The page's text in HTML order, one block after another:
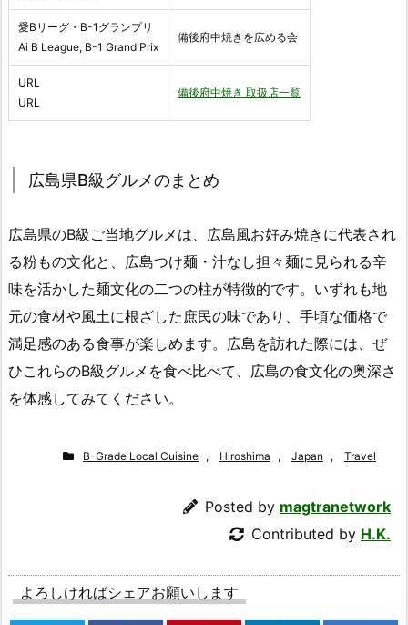
愛Bリーグ・B-1グランプリ
Ai B League, B-1 Grand Prix
備後府中焼きを広める会
URL
URL
備後府中焼き 取扱店一覧
広島県B級グルメのまとめ
広島県のB級ご当地グルメは、広島風お好み焼きに代表され
る粉もの文化と、広島つけ麺・汁なし担々麺に見られる辛
味を活かした麺文化の二つの柱が特徴的です。いずれも地
元の食材や風土に根ざした庶民の味であり、手頃な価格で
満足感のある食事が楽しめます。広島を訪れた際には、ぜ
ひこれらのB級グルメを食べ比べて、広島の食文化の奥深さ
を体感してみてください。
B-Grade Local Cuisine , Hiroshima , Japan , Travel
Posted by magtranetwork
Contributed by H.K.
よろしければシェアお願いします